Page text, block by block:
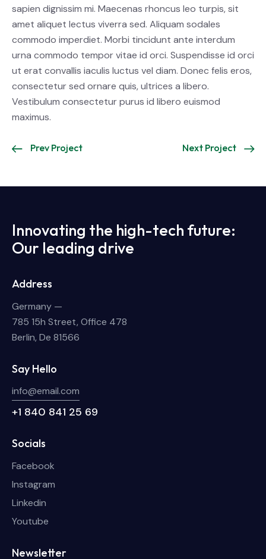
sapien dignissim mi. Maecenas rhoncus leo turpis, sit
amet aliquet lectus viverra sed. Aliquam sodales
commodo imperdiet. Morbi tincidunt ante interdum
urna commodo tempor vitae id orci. Suspendisse id orci
ut erat convallis iaculis luctus vel diam. Donec felis eros,
consectetur sed ornare quis, ultrices a libero.
Vestibulum consectetur purus id libero euismod
maximus.
Prev Project Next Project
Innovating the high-tech future:
Our leading drive
Address
Germany —
785 15h Street, Office 478
Berlin, De 81566
Say Hello
info@email.com
+1 840 841 25 69
Socials
Facebook
Instagram
Linkedin
Youtube
Newsletter